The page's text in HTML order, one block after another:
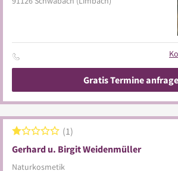
Gratis Termine
Gerhard u. Birgit Weidenmüller
Naturkosmetik
1